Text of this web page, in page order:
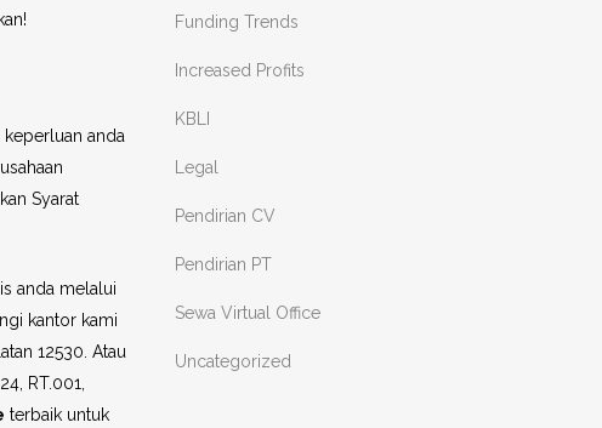
anda
Syarat
anda melalui
kantor kami
12530. Atau
RT.001,
terbaik untuk
Funding Trends
Increased Profits
KBLI
Legal
Pendirian CV
Pendirian PT
Sewa Virtual Office
Uncategorized